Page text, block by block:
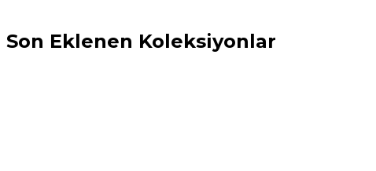
Son Eklenen Koleksiyonlar